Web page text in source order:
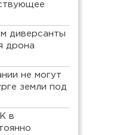
диверсанты
дрона
не могут
земли под
в